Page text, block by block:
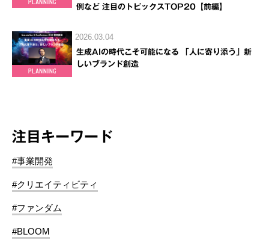
例など 注目のトピックスTOP20【前編】
2026.03.04
生成AIの時代こそ可能になる 「人に寄り添う」新
しいブランド創造
注目キーワード
#事業開発
#クリエイティビティ
#ファンダム
#BLOOM